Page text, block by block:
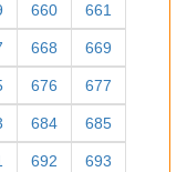
660 661
668 669
676 677
684 685
692 693